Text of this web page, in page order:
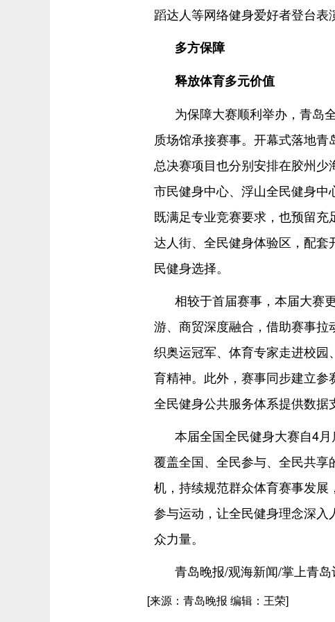
蹈达人等网络健身爱好者登台表
多方保障
释放体育多元价值
为保障大赛顺利举办，青岛
质场馆承接赛事。开幕式落地
总决赛项目也分别安排在胶州
市民健身中心、浮山全民健身中
既满足专业竞赛要求，也预留
达人街、全民健身体验区，配
民健身选择。
相较于首届赛事，本届大赛
游、商贸深度融合，借助赛事
织奥运冠军、体育专家走进校
育精神。此外，赛事同步建立
全民健身公共服务体系提供数据
本届全国全民健身大赛自4
覆盖全国、全民参与、全民共
机，持续规范群众体育赛事发展
参与运动，让全民健身理念深
众力量。
青岛晚报/观海新闻/掌上青岛
[来源：青岛晚报 编辑：王荣]